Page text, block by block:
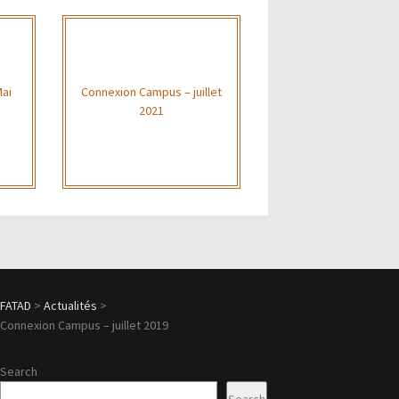
Connexion Campus – juillet
2021
FATAD >Actualités >
Connexion Campus – juillet 2019
Search